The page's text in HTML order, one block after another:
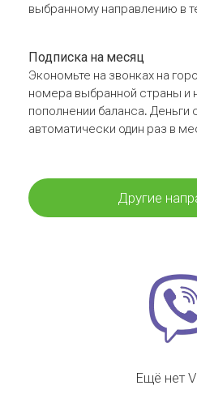
выбранному направлению в
Подписка на месяц
Экономьте на звонках на
номера выбранной страны и
пополнении баланса. Деньги
автоматически один раз в
Другие
Ещё нет